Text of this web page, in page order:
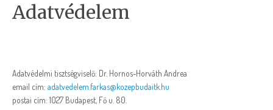
Adatvédelem
Adatvédelmi tisztségviselő: Dr. Hornos-Horváth Andrea
email cím:adatvedelem.farkas@kozepbudaitk.hu
postai cím: 1027 Budapest, Fő u. 80.